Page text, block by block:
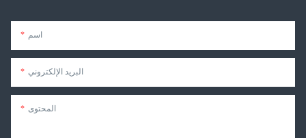
اسم
البريد الإلكتروني
المحتوى